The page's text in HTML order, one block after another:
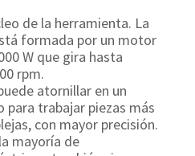
de la herramienta. La
formada por un motor
W que gira hasta
rpm.
atornillar en un
para trabajar piezas más
con mayor precisión.
mayoría de